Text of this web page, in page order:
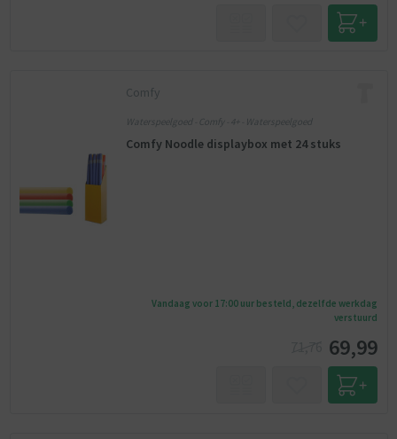
Comfy
Waterspeelgoed - Comfy - 4+ - Waterspeelgoed
Comfy Noodle displaybox met 24 stuks
Vandaag voor 17:00 uur besteld, dezelfde werkdag
verstuurd
69,99